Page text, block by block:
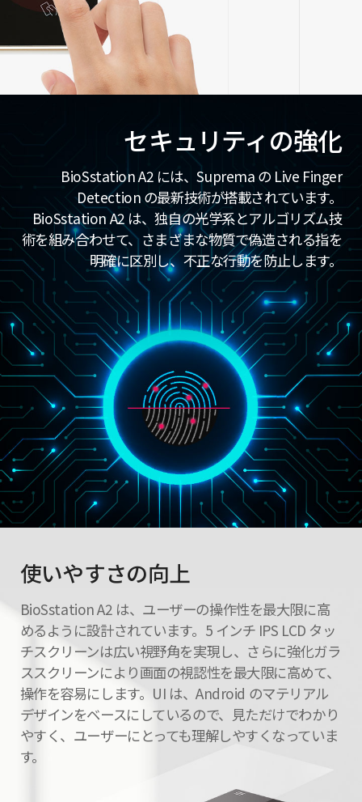
セキュリティの強化
BioSstation A2 には、Suprema の Live Finger
Detection の最新技術が搭載されています。
BioSstation A2 は、独自の光学系とアルゴリズム技
術を組み合わせて、さまざまな物質で偽造される指を
明確に区別し、不正な行動を防止します。
使いやすさの向上
BioSstation A2 は、ユーザーの操作性を最大限に高
めるように設計されています。5 インチ IPS LCD タッ
チスクリーンは広い視野角を実現し、さらに強化ガラ
ススクリーンにより画面の視認性を最大限に高めて、
操作を容易にします。UI は、Android のマテリアル
デザインをベースにしているので、見ただけでわかり
やすく、ユーザーにとっても理解しやすくなっていま
す。